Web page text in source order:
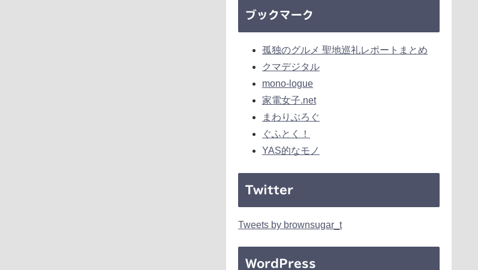
ブックマーク
孤独のグルメ 聖地巡礼レポートまとめ
クマデジタル
mono-logue
家電女子.net
まわりぶろぐ
ぐふとく！
YAS的なモノ
Twitter
Tweets by brownsugar_t
WordPress